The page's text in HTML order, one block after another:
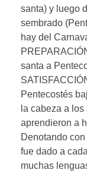
santa) y luego
sembrado
hay del
santa a
Pentecostés
la cabeza a
aprendieron a
Denotando
fue dado a
muchas